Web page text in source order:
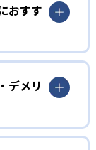
のまま理解
ーニングを
、幼児〜小
英語をでき
音と理解
おすす
人
クラスや
くことに重
デメリ